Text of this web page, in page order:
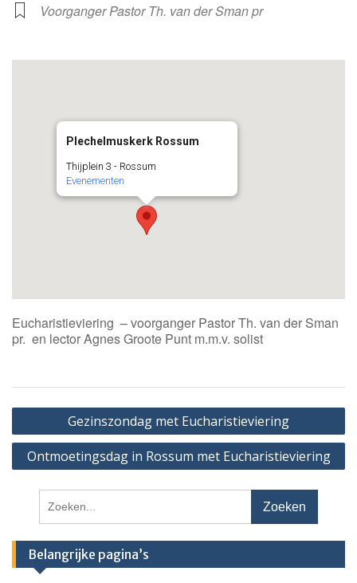
Voorganger Pastor Th. van der Sman pr
Plechelmuskerk Rossum
Thijplein 3 - Rossum
Evenementen
Eucharistieviering – voorganger Pastor Th. van der Sman
pr. en lector Agnes Groote Punt m.m.v. solist
Bericht
navigatie
Gezinszondag met Eucharistieviering
Ontmoetingsdag in Rossum met Eucharistieviering
naar:
Belangrijke pagina’s